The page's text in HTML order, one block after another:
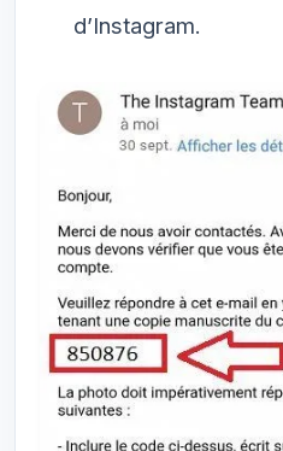
d’Instagram.